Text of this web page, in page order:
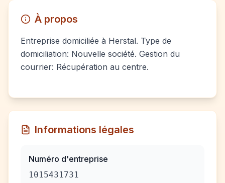
À propos
Entreprise domiciliée à Herstal. Type de
domiciliation: Nouvelle société. Gestion du
courrier: Récupération au centre.
Informations légales
Numéro d'entreprise
1015431731